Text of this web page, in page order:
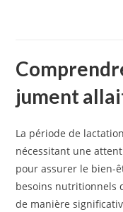
jument
La période de
nécessitant une
pour assurer le bien-
besoins nutritionnels
de manière